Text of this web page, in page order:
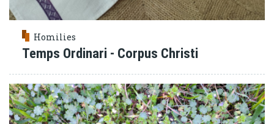
Homilies
Temps Ordinari - Corpus Christi